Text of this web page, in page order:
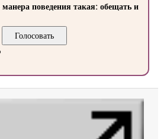
поведения такая: обещать и